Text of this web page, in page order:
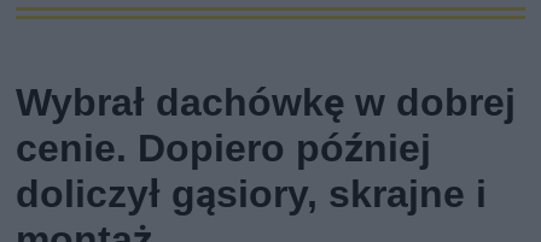
Wybrał dachówkę w dobrej
cenie. Dopiero później
doliczył gąsiory, skrajne i